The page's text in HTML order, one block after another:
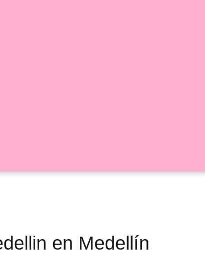
en Medellín